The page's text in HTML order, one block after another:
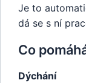
Je to
dá se s ní
Co
Dýchání